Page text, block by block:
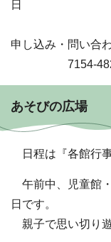
日
申し込み・問い合
7154-
あそびの広場
日程は『各館行
午前中、児童館
日です。
親子で思い切り